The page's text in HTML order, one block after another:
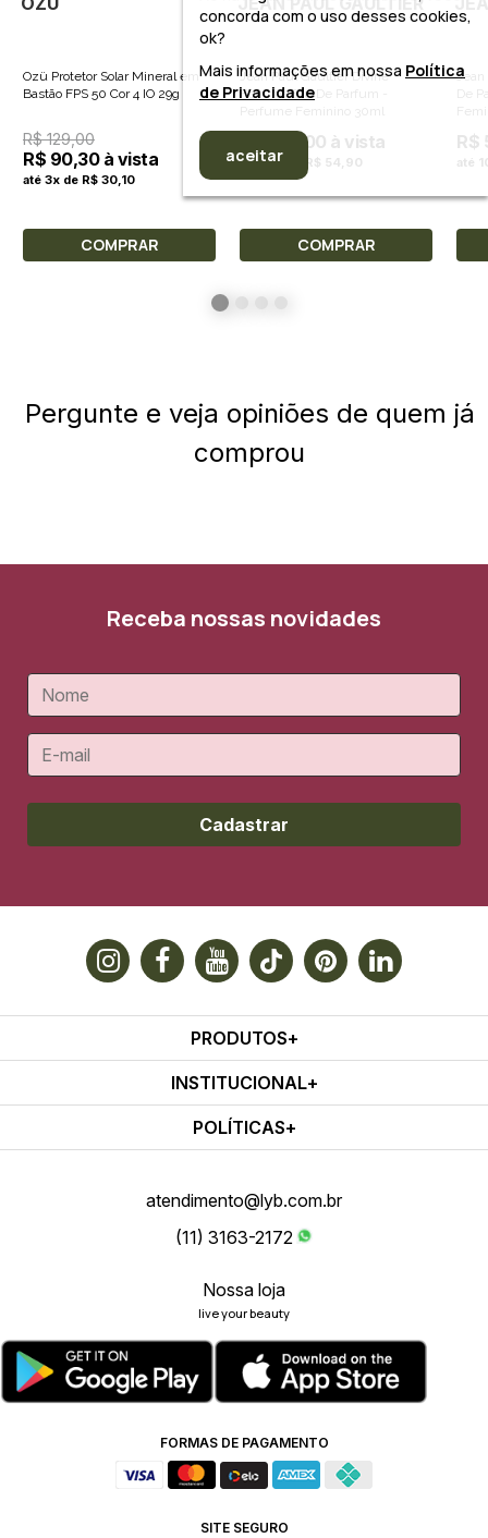
Ozü Protetor Solar Mineral em
Bastão FPS 50 Cor 4 IO 29g
R$ 129,00
R$ 90,30 à vista
até 3x de R$ 30,10
COMPRAR
Jean Paul Gaultier Divine
Femme Eau De Parfum -
Perfume Feminino 30ml
R$ 549,00 à vista
até 10x de R$ 54,90
COMPRAR
Jean
R$
até
Pergunte e veja opiniões de quem já
comprou
Receba nossas novidades
Cadastrar
PRODUTOS
INSTITUCIONAL
POLÍTICAS
atendimento@lyb.com.br
(11) 3163-2172
Nossa loja
live your beauty
FORMAS DE PAGAMENTO
SITE SEGURO
concorda com o uso desses cookies,
ok?
Mais informações em nossa Política
de Privacidade
aceitar